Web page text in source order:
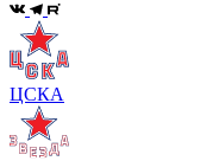
ЦСКА